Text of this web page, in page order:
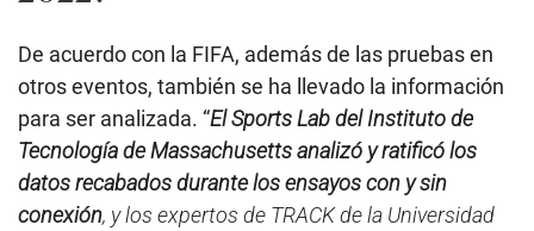
De acuerdo con la FIFA, además de las pruebas en
otros eventos, también se ha llevado la información
para ser analizada. “El Sports Lab del Instituto de
Tecnología de Massachusetts analizó y ratificó los
datos recabados durante los ensayos con y sin
conexión, y los expertos de TRACK de la Universidad